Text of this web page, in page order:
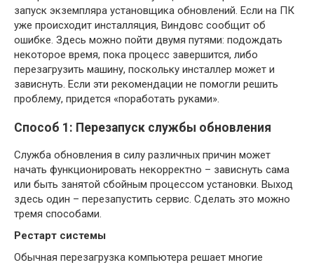
запуск экземпляра установщика обновлений. Если на ПК
уже происходит инсталляция, Виндовс сообщит об
ошибке. Здесь можно пойти двумя путями: подождать
некоторое время, пока процесс завершится, либо
перезагрузить машину, поскольку инсталлер может и
зависнуть. Если эти рекомендации не помогли решить
проблему, придется «поработать руками».
Способ 1: Перезапуск службы обновления
Служба обновления в силу различных причин может
начать функционировать некорректно – зависнуть сама
или быть занятой сбойным процессом установки. Выход
здесь один – перезапустить сервис. Сделать это можно
тремя способами.
Рестарт системы
Обычная перезагрузка компьютера решает многие